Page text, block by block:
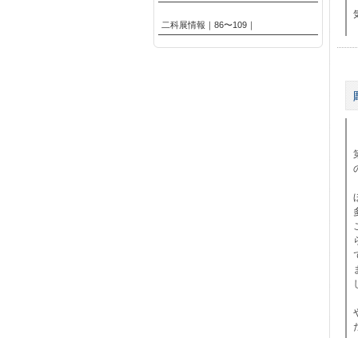
二科展情報｜86〜109｜